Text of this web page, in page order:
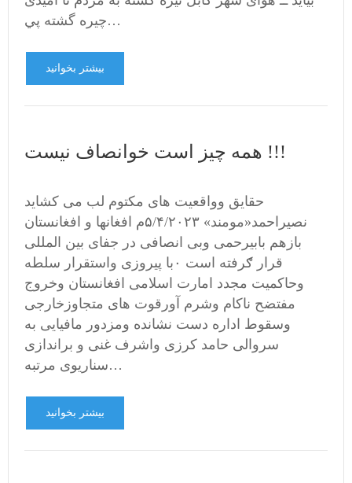
چیره گشته پي…
بیشتر بخوانید
همه چیز است خوانصاف نیست !!!
حقایق وواقعیت های مکتوم لب می کشاید
نصیراحمد«مومند» ۵/۴/۲۰۲۳م افغانها و افغانستان
بازهم بابیرحمی وبی انصافی در جفای بین المللی
قرار ګرفته است ۰با پیروزی واستقرار سلطه
وحاکمیت مجدد امارت اسلامی افغانستان وخروج
مفتضح ناکام وشرم آورقوت های متجاوزخارجی
وسقوط اداره دست نشانده ومزدور مافیایی به
سروالی حامد کرزی واشرف غنی و براندازی
سناریوی مرتبه…
بیشتر بخوانید